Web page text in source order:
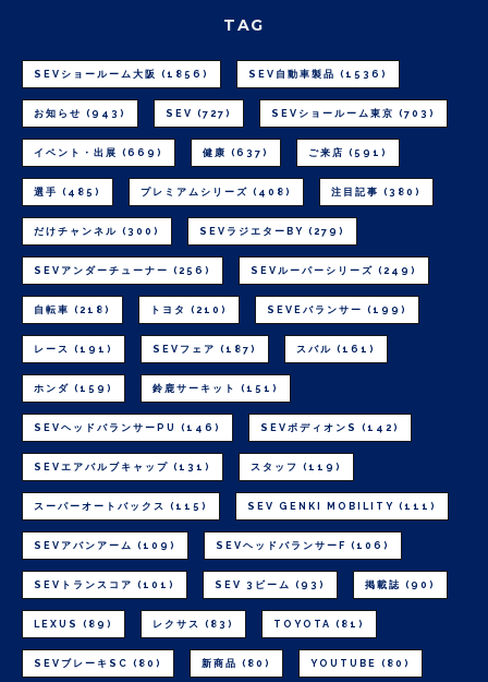
TAG
SEVショールーム大阪 (1856) SEV自動車製品 (1536)
お知らせ (943) SEV (727) SEVショールーム東京 (703)
イベント・出展 (669) 健康 (637) ご来店 (591)
選手 (485) プレミアムシリーズ (408) 注目記事 (380)
だけチャンネル (300) SEVラジエターBY (279)
SEVアンダーチューナー (256) SEVルーパーシリーズ (249)
自転車 (218) トヨタ (210) SEVEバランサー (199)
レース (191) SEVフェア (187) スバル (161)
ホンダ (159) 鈴鹿サーキット (151)
SEVヘッドバランサーPU (146) SEVボディオンS (142)
SEVエアバルブキャップ (131) スタッフ (119)
スーパーオートバックス (115) SEV GENKI MOBILITY (111)
SEVアバンアーム (109) SEVヘッドバランサーF (106)
SEVトランスコア (101) SEV 3ビーム (93) 掲載誌 (90)
LEXUS (89) レクサス (83) TOYOTA (81)
SEVブレーキSC (80) 新商品 (80) YOUTUBE (80)